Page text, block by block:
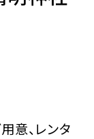
意、レンタ